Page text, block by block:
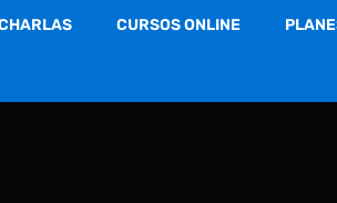
CURSOS ONLINE